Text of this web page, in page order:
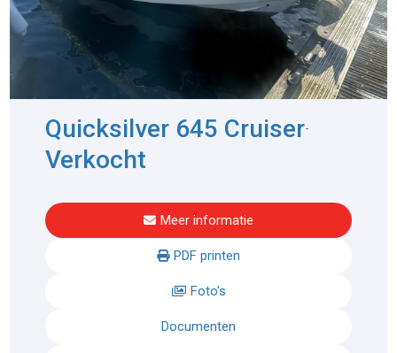
Quicksilver 645 Cruiser-
Verkocht
Meer informatie
PDF printen
Foto's
Documenten